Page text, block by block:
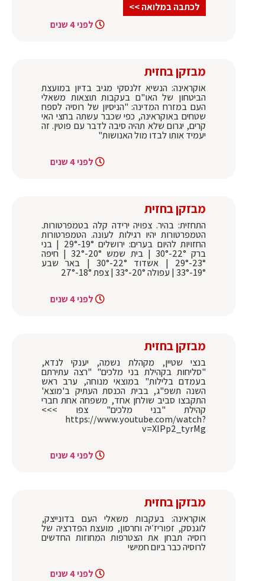
לכתבה במלואה >>
לפני 4 שנים
מבזקן בחזית
אוקראינה: הנשיא זלנסקי מגיב בדיון במועצת
הביטחון של האו"ם בעקבות תוצאות משאלי
העם במזרח המדינה: "הניסיון של רוסיה לספח
שטחים באוקראינה, כפי שכבר עשתה בחצי האי
קרים, יגרום שלא תהיה סיבה לדבר עם פוטין. זה
יעמיד אותו לבדו מול האנושות"
לפני 4 שנים
מבזקן בחזית
התחזית: בהיר. צפויה ירידה קלה בטמפרטורות.
הטמפרטורות יהיו רגילות לעונה. הטמפרטורות
החזויות להיום בערים: ירושלים 19°-29° | בני
ברק 22°-30° | בית שמש 20°-32° | חיפה
23°-29° | אשדוד 22°-30° | באר שבע
19°-33° | עפולה 20°-33° | צפת 18°-27°
לפני 4 שנים
מבזקן בחזית
בנצי שטיין, מקהלת נשמה, יענקי לנדא,
"סליחות בקהילת בני מלכים" "רצה עתירתם
בעמדם בלילות" במוצאי מנוחה, ערב ראש
השנה תשפ"ג, בבית הכנסת העתיק ב'מוצא'
התקבצו סביב שולחן אחד, משפחה אחת חברי
קהילת "בני מלכים" צפו >>>
https://www.youtube.com/watch?
v=XIPp2_tyrMg
לפני 4 שנים
מבזקן בחזית
אוקראינה: בעקבות משאלי העם בדונייצק,
לוגנסק, זפוריז׳יה וחרסון, מועצת הפדרציה של
רוסיה תבחן את הצטרפות המחוזות החדשים
לרוסיה כבר ביום חמישי
לפני 4 שנים